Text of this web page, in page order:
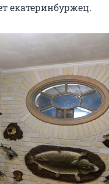
екатеринбуржец.